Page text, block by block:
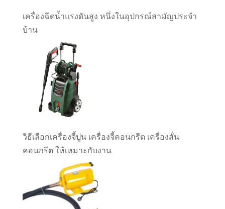
เครื่องฉีดน้ำแรงดันสูง หนึ่งในอุปกรณ์สามัญประจำ
บ้าน
วิธีเลือกเครื่องจี้ปูน เครื่องจี้คอนกรีต เครื่องสั่น
คอนกรีต ให้เหมาะกับงาน